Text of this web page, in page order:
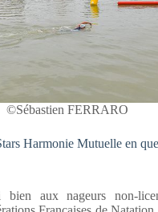
©Sébastien FERRARO
Harmonie Mutuelle en
bien aux nageurs non-